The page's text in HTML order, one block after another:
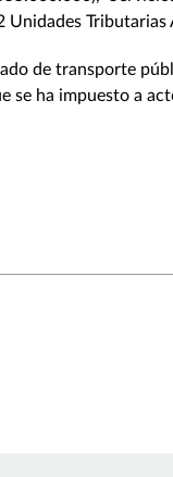
de transporte
se ha impuesto a